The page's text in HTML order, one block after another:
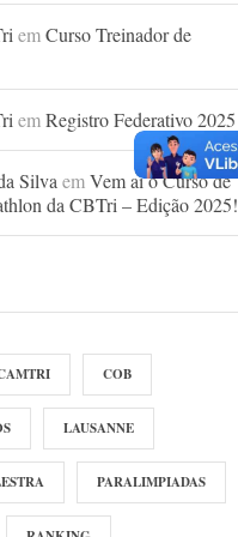
emCurso Treinador de
emRegistro Federativo 2025
SilvaemVem aí o Curso de
da CBTri – Edição 2025!
COB
LAUSANNE
PARALIMPIADAS